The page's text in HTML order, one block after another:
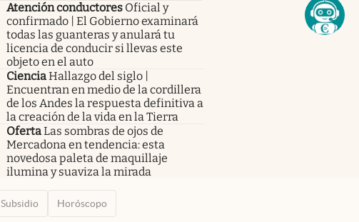
Atención conductores Oficial y
confirmado | El Gobierno examinará
todas las guanteras y anulará tu
licencia de conducir si llevas este
objeto en el auto
CienciaHallazgo del siglo |
Encuentran en medio de la cordillera
de los Andes la respuesta definitiva a
la creación de la vida en la Tierra
OfertaLas sombras de ojos de
Mercadona en tendencia: esta
novedosa paleta de maquillaje
ilumina y suaviza la mirada
Subsidio Horóscopo